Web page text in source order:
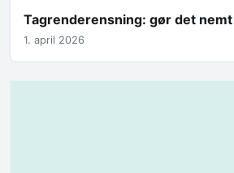
Tagrenderensning: gør det
1. april 2026